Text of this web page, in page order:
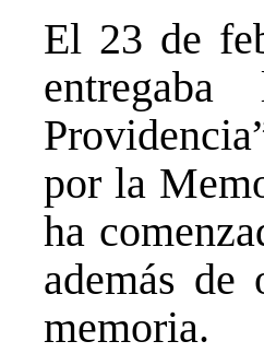
El 23 de
por la
ha
además de
memoria.